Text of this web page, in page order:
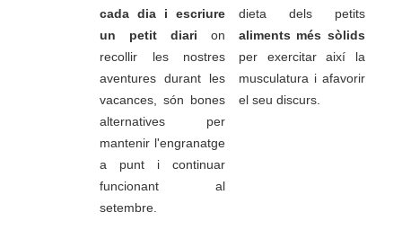
cada dia i escriure
un petit diari on
recollir les nostres
aventures durant les
vacances, són bones
alternatives per
mantenir l'engranatge
a punt i continuar
funcionant al
setembre.
dieta dels petits
aliments més sòlids
per exercitar així la
musculatura i afavorir
el seu discurs.